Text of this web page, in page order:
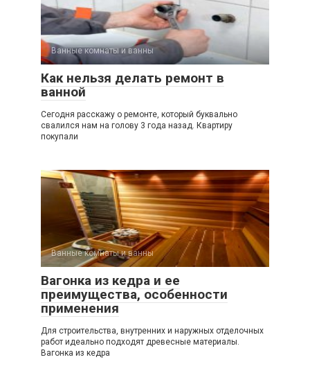
Ванные комнаты и ванны
Как нельзя делать ремонт в
ванной
Сегодня расскажу о ремонте, который буквально
свалился нам на голову 3 года назад. Квартиру
покупали
Ванные комнаты и ванны
Вагонка из кедра и ее
преимущества, особенности
применения
Для строительства, внутренних и наружных отделочных
работ идеально подходят древесные материалы.
Вагонка из кедра